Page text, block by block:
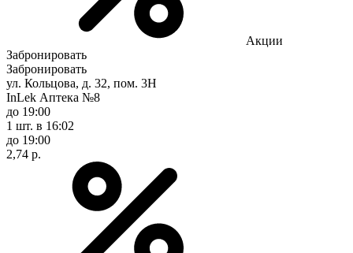
Акции
Забронировать
Забронировать
ул. Кольцова, д. 32, пом. 3Н
InLek Аптека №8
до 19:00
1 шт. в 16:02
до 19:00
2,74 р.